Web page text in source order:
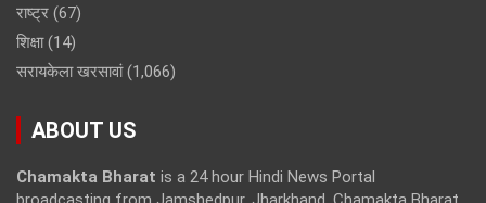
राष्ट्र (67)
शिक्षा(14)
सरायकेला खरसावां(1,066)
ABOUT US
Chamakta Bharat is a 24 hour Hindi News Portal